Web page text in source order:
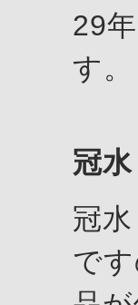
29
す。
冠
冠
で